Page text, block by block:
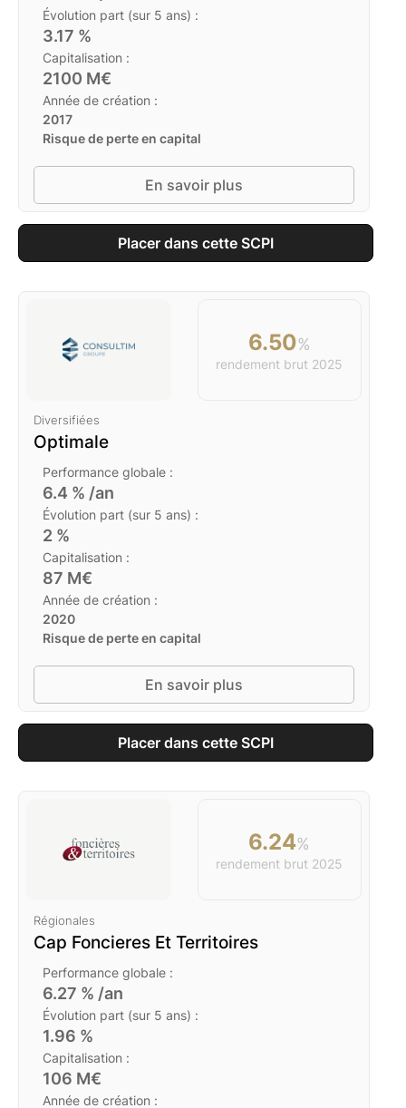
Évolution part (sur 5 ans) :
3.17 %
Capitalisation :
2100 M€
Année de création :
2017
Risque de perte en capital
En savoir plus
Placer dans cette SCPI
6.50%
rendement brut 2025
Diversifiées
Optimale
Performance globale :
6.4 % /an
Évolution part (sur 5 ans) :
2 %
Capitalisation :
87 M€
Année de création :
2020
Risque de perte en capital
En savoir plus
Placer dans cette SCPI
6.24%
rendement brut 2025
Régionales
Cap Foncieres Et Territoires
Performance globale :
6.27 % /an
Évolution part (sur 5 ans) :
1.96 %
Capitalisation :
106 M€
Année de création :